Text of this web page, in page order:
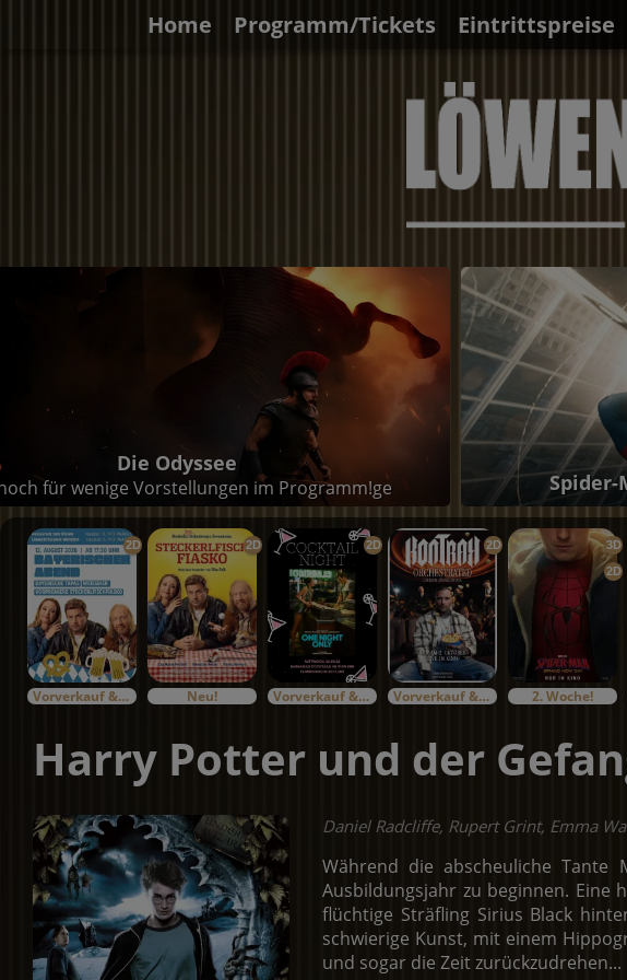
Home Programm/Tickets Eintrittspreise
Die Odyssee
für wenige Vorstellungen im Programm!ge Spider-
2D
Vorverkauf & Specials
2D
Neu!
2D
Vorverkauf & Specials
2D
Vorverkauf & Specials
3D
2D
2. Woche!
Harry Potter und der
Daniel Radcliffe, Rupert Grint, Emma
Während die abscheuliche
Ausbildungsjahr zu beginnen. Eine
flüchtige Sträfling Sirius Black
schwierige Kunst, mit einem
und sogar die Zeit zurückzudrehen...